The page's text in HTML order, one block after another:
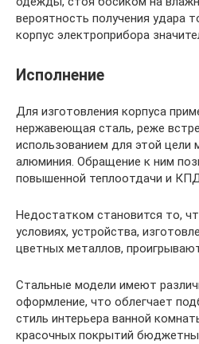
вероятность получения удара
корпус электроприбора
Исполнение
Для изготовления корпуса
нержавеющая сталь, реже
использованием для этой цели
алюминия. Обращение к ним
повышенной теплоотдачи и
Недостатком становится то,
условиях, устройства,
цветных металлов,
Стальные модели имеют
оформление, что облегчает
стиль интерьера ванной
красочных покрытий